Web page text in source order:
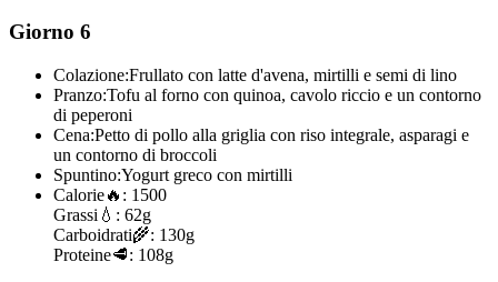
Giorno 6
Colazione:Frullato con latte d'avena, mirtilli e semi di lino
Pranzo:Tofu al forno con quinoa, cavolo riccio e un contorno
di peperoni
Cena:Petto di pollo alla griglia con riso integrale, asparagi e
un contorno di broccoli
Spuntino:Yogurt greco con mirtilli
Calorie🔥: 1500
Grassi 💧: 62g
Carboidrati🌾: 130g
Proteine🥩: 108g